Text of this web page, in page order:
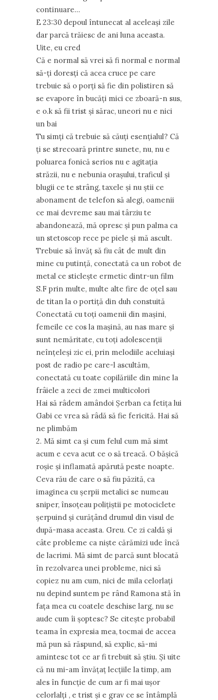
continuare…
E 23:30 depoul întunecat al aceleaşi zile
dar parcă trăiesc de ani luna aceasta.
Uite, eu cred
Că e normal să vrei să fi normal e normal
să-ţi doresţi că acea cruce pe care
trebuie să o porţi să fie din polistiren să
se evapore în bucăţi mici ce zboară-n sus,
e o.k să fii trist şi sărac, uneori nu e nici
un bai
Tu simţi că trebuie să căuţi esenţialul? Că
ţi se strecoară printre sunete, nu, nu e
poluarea fonică serios nu e agitaţia
străzii, nu e nebunia oraşului, traficul şi
blugii ce te strâng, taxele şi nu ştii ce
abonament de telefon să alegi, oamenii
ce mai devreme sau mai târziu te
abandonează, mă opresc şi pun palma ca
un stetoscop rece pe piele şi mă ascult.
Trebuie să învăţ să fiu cât de mult din
mine cu putinţă, conectată ca un robot de
metal ce sticleşte ermetic dintr-un film
S.F prin multe, multe alte fire de oţel sau
de titan la o portiţă din duh constuită
Conectată cu toţi oamenii din maşini,
femeile ce cos la maşină, au nas mare şi
sunt nemăritate, cu toţi adolescenţii
neînţeleşi zic ei, prin melodiile aceluiaşi
post de radio pe care-l ascultăm,
conectată cu toate copilăriile din mine la
frâiele a zeci de zmei multicolori
Hai să râdem amândoi Şerban ca fetiţa lui
Gabi ce vrea să râdă să fie fericită. Hai să
ne plimbăm
2. Mă simt ca şi cum felul cum mă simt
acum e ceva acut ce o să treacă. O băşică
roşie şi inflamată apărută peste noapte.
Ceva rău de care o să fiu păzită, ca
imaginea cu şerpii metalici se numeau
sniper, însoţeau poliţiştii pe motociclete
şerpuind şi curăţând drumul din visul de
după-masa aceasta. Greu. Ce zi caldă şi
câte probleme ca nişte cărămizi ude încă
de lacrimi. Mă simt de parcă sunt blocată
în rezolvarea unei probleme, nici să
copiez nu am cum, nici de mila celorlaţi
nu depind suntem pe rând Ramona stă în
faţa mea cu coatele deschise larg, nu se
aude cum îi şoptesc? Se citeşte probabil
teama în expresia mea, tocmai de accea
mă pun să răspund, să explic, să-mi
amintesc tot ce ar fi trebuit să ştiu. Şi uite
că nu mi-am învăţaţ lecţiile la timp, am
ales în funcţie de cum ar fi mai uşor
celorlalţi , e trist şi e grav ce se întâmplă